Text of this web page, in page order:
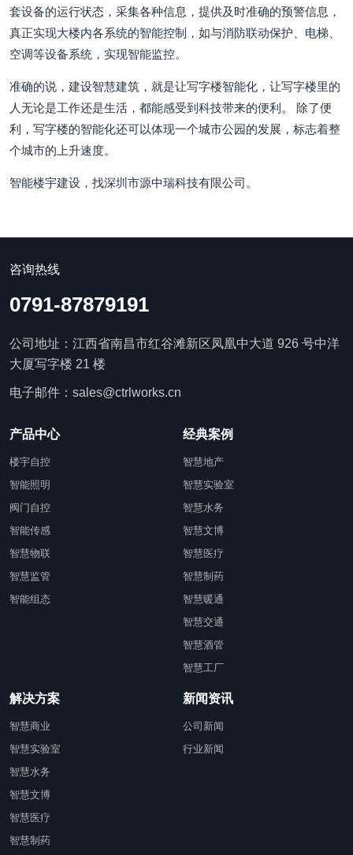
套设备的运行状态，采集各种信息，提供及时准确的预警信息，
真正实现大楼内各系统的智能控制，如与消防联动保护、电梯、
空调等设备系统，实现智能监控。
准确的说，建设智慧建筑，就是让写字楼智能化，让写字楼里的
人无论是工作还是生活，都能感受到科技带来的便利。 除了便
利，写字楼的智能化还可以体现一个城市公园的发展，标志着整
个城市的上升速度。
智能楼宇建设，找深圳市源中瑞科技有限公司。
咨询热线
0791-87879191
公司地址：江西省南昌市红谷滩新区凤凰中大道 926 号中洋
大厦写字楼 21 楼
电子邮件：sales@ctrlworks.cn
产品中心
楼宇自控
智能照明
阀门自控
智能传感
智慧物联
智慧监管
智能组态
经典案例
智慧地产
智慧实验室
智慧水务
智慧文博
智慧医疗
智慧制药
智慧暖通
智慧交通
智慧酒管
智慧工厂
解决方案
智慧商业
智慧实验室
智慧水务
智慧文博
智慧医疗
智慧制药
新闻资讯
公司新闻
行业新闻